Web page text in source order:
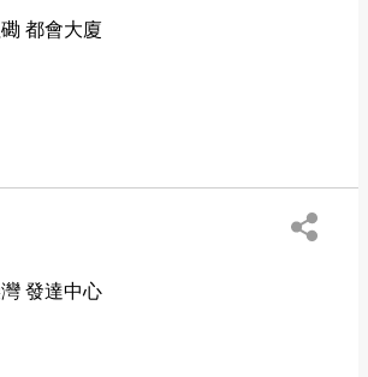
都會大廈
發達中心